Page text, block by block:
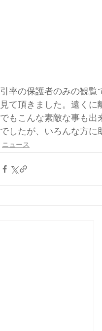
引率の保護者のみの観覧
見て頂きました。遠く
でもこんな素敵な事も出
でしたが、いろんな方に
ニュース